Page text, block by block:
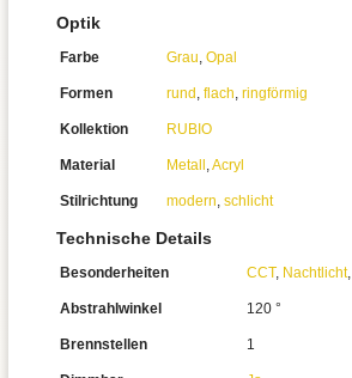
Optik
Farbe Grau, Opal
Formen rund , flach, ringförmig
Kollektion RUBIO
Material Metall ,Acryl
Stilrichtung modern, schlicht
Technische Details
Besonderheiten CCT, Nachtlicht,
Abstrahlwinkel 120 °
Brennstellen 1